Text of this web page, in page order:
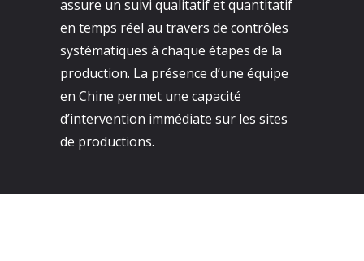
assure un suivi qualitatif et quantitatif
en temps réel au travers de contrôles
systématiques à chaque étapes de la
production. La présence d’une équipe
en Chine permet une capacité
d’intervention immédiate sur les sites
de productions.